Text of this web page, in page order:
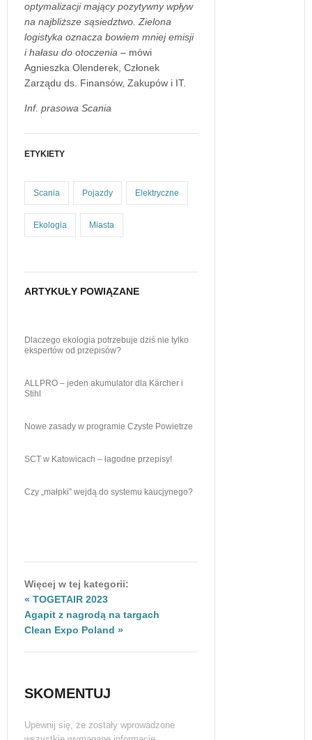
optymalizacji mający pozytywny wpływ
na najbliższe sąsiedztwo. Zielona
logistyka oznacza bowiem mniej emisji
i hałasu do otoczenia – mówi
Agnieszka Olenderek, Członek
Zarządu ds. Finansów, Zakupów i IT.
Inf. prasowa Scania
ETYKIETY
Scania Pojazdy Elektryczne
Ekologia Miasta
ARTYKUŁY POWIĄZANE
Dlaczego ekologia potrzebuje dziś nie tylko
ekspertów od przepisów?
ALLPRO – jeden akumulator dla Kärcher i
Stihl
Nowe zasady w programie Czyste Powietrze
SCT w Katowicach – łagodne przepisy!
Czy „małpki” wejdą do systemu kaucjynego?
Więcej w tej kategorii:
« TOGETAIR 2023
Agapit z nagrodą na targach
Clean Expo Poland »
SKOMENTUJ
Upewnij się, że zostały wprowadzone